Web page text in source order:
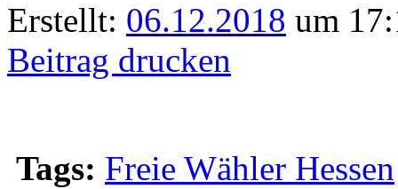
Erstellt: 06.12.2018 um
Beitrag drucken
Tags: Freie Wähler Hessen